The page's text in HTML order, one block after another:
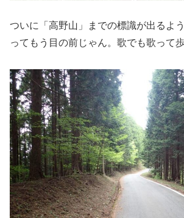
ついに「高野山」までの標識が出るよ
ってもう目の前じゃん。歌でも歌って歩